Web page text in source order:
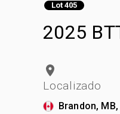
Lot 405
2025
Localizado
Brandon, MB,